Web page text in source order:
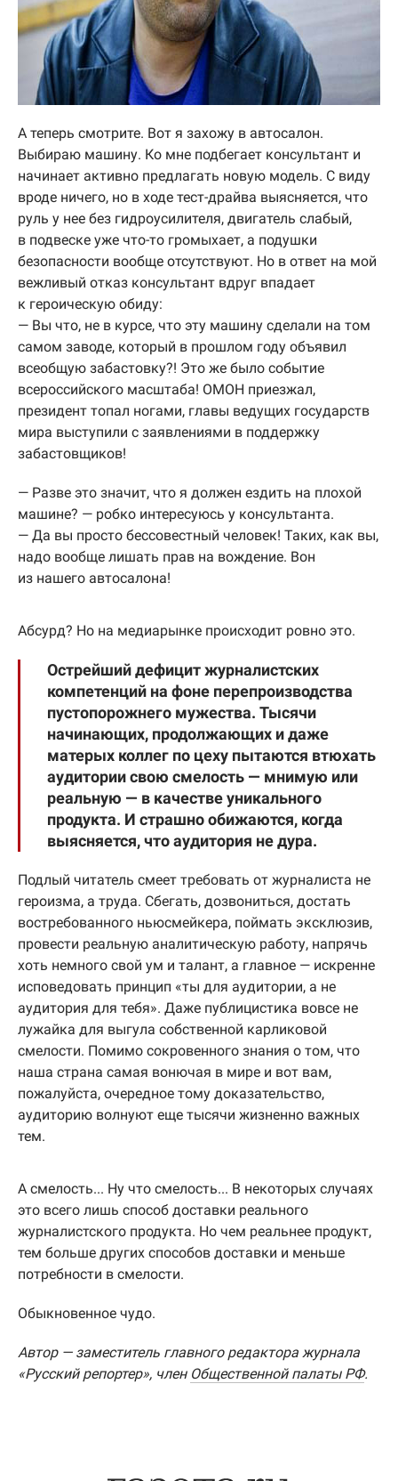
А теперь смотрите. Вот я захожу в автосалон.
Выбираю машину. Ко мне подбегает консультант и
начинает активно предлагать новую модель. С виду
вроде ничего, но в ходе тест-драйва выясняется, что
руль у нее без гидроусилителя, двигатель слабый,
в подвеске уже что-то громыхает, а подушки
безопасности вообще отсутствуют. Но в ответ на мой
вежливый отказ консультант вдруг впадает
к героическую обиду:
— Вы что, не в курсе, что эту машину сделали на том
самом заводе, который в прошлом году объявил
всеобщую забастовку?! Это же было событие
всероссийского масштаба! ОМОН приезжал,
президент топал ногами, главы ведущих государств
мира выступили с заявлениями в поддержку
забастовщиков!
— Разве это значит, что я должен ездить на плохой
машине? — робко интересуюсь у консультанта.
— Да вы просто бессовестный человек! Таких, как вы,
надо вообще лишать прав на вождение. Вон
из нашего автосалона!
Абсурд? Но на медиарынке происходит ровно это.
Острейший дефицит журналистских
компетенций на фоне перепроизводства
пустопорожнего мужества. Тысячи
начинающих, продолжающих и даже
матерых коллег по цеху пытаются втюхать
аудитории свою смелость — мнимую или
реальную — в качестве уникального
продукта. И страшно обижаются, когда
выясняется, что аудитория не дура.
Подлый читатель смеет требовать от журналиста не
героизма, а труда. Сбегать, дозвониться, достать
востребованного ньюсмейкера, поймать эксклюзив,
провести реальную аналитическую работу, напрячь
хоть немного свой ум и талант, а главное — искренне
исповедовать принцип «ты для аудитории, а не
аудитория для тебя». Даже публицистика вовсе не
лужайка для выгула собственной карликовой
смелости. Помимо сокровенного знания о том, что
наша страна самая вонючая в мире и вот вам,
пожалуйста, очередное тому доказательство,
аудиторию волнуют еще тысячи жизненно важных
тем.
А смелость... Ну что смелость... В некоторых случаях
это всего лишь способ доставки реального
журналистского продукта. Но чем реальнее продукт,
тем больше других способов доставки и меньше
потребности в смелости.
Обыкновенное чудо.
Автор — заместитель главного редактора журнала
«Русский репортер», член Общественной палаты РФ.